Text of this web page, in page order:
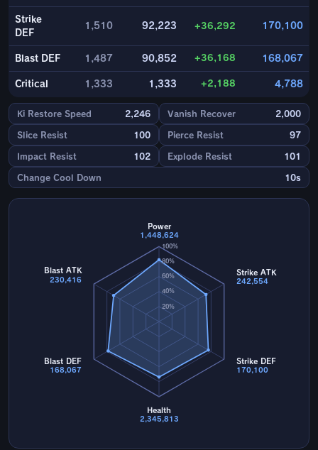
Strike
DEF
1,510 92,223 +36,292 170,100
Blast DEF 1,487 90,852 +36,168 168,067
Critical 1,333 1,333 +2,188 4,788
Ki Restore Speed 2,246 Vanish Recover 2,000
Slice Resist 100 Pierce Resist 97
Impact Resist 102 Explode Resist 101
Change Cool Down 10s
20%
40%
60%
80%
100%
Power
1,448,624
Strike ATK
242,554
Strike DEF
170,100
Health
2,345,813
Blast DEF
168,067
Blast ATK
230,416